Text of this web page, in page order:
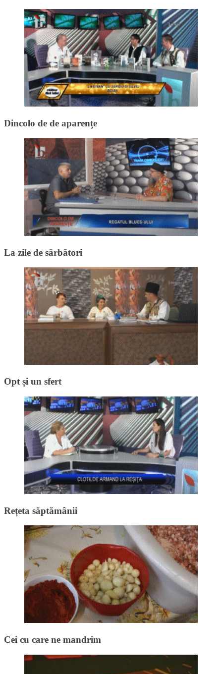
Dincolo de de aparențe
La zile de sărbători
Opt și un sfert
Rețeta săptămânii
Cei cu care ne mandrim